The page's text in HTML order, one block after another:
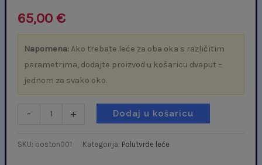
65,00 €
Napomena:Ako trebate leće za oba oka s različitim
parametrima, dodajte proizvod u košaricu dvaput –
jednom za svako oko.
- + Dodaj u košaricu
SKU: boston001 Kategorija: Polutvrde leće